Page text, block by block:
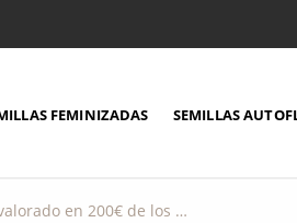
FEMINIZADAS SEMILLAS
¡Ganador del lote de productos HSO valorado en 200€ de los meses de abril-mayo!